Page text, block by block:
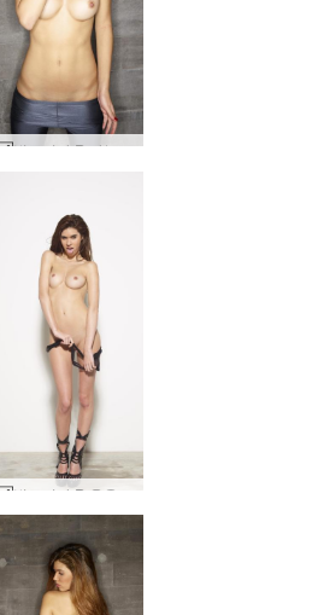
빅토리아 R 빠는 에 스판덱스 #34